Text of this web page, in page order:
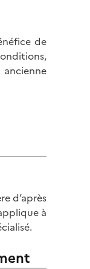
de
d’après
à